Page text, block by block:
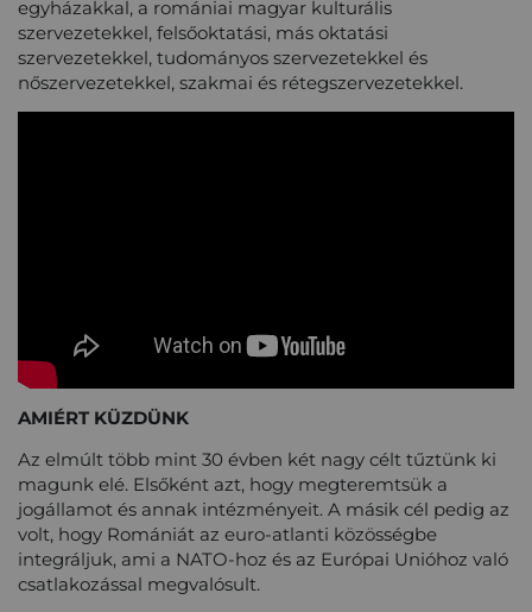
egyházakkal, a romániai magyar kulturális
szervezetekkel, felsőoktatási, más oktatási
szervezetekkel, tudományos szervezetekkel és
nőszervezetekkel, szakmai és rétegszervezetekkel.
AMIÉRT KÜZDÜNK
Az elmúlt több mint 30 évben két nagy célt tűztünk ki
magunk elé. Elsőként azt, hogy megteremtsük a
jogállamot és annak intézményeit. A másik cél pedig az
volt, hogy Romániát az euro-atlanti közösségbe
integráljuk, ami a NATO-hoz és az Európai Unióhoz való
csatlakozással megvalósult.